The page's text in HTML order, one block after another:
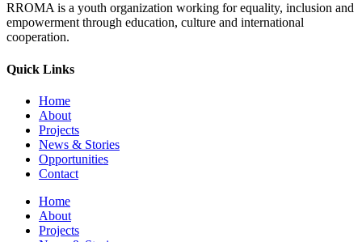
RROMA is a youth organization working for equality, inclusion and
empowerment through education, culture and international
cooperation.
Quick Links
Home
About
Projects
News & Stories
Opportunities
Contact
Home
About
Projects